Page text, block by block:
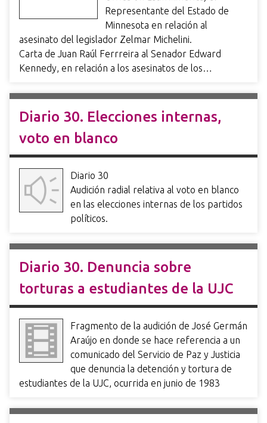
Representante del Estado de
Minnesota en relación al
asesinato del legislador Zelmar Michelini.
Carta de Juan Raúl Ferrreira al Senador Edward
Kennedy, en relación a los asesinatos de los…
Diario 30. Elecciones internas,
voto en blanco
Diario 30
Audición radial relativa al voto en blanco
en las elecciones internas de los partidos
políticos.
Diario 30. Denuncia sobre
torturas a estudiantes de la UJC
Fragmento de la audición de José Germán
Araújo en donde se hace referencia a un
comunicado del Servicio de Paz y Justicia
que denuncia la detención y tortura de
estudiantes de la UJC, ocurrida en junio de 1983